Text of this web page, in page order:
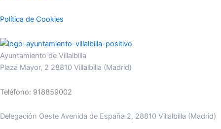
Política de Cookies
Ayuntamiento de Villalbilla
Plaza Mayor, 2 28810 Villalbilla (Madrid)
Teléfono: 918859002
Delegación Oeste Avenida de España 2, 28810 Villalbilla (Madrid)